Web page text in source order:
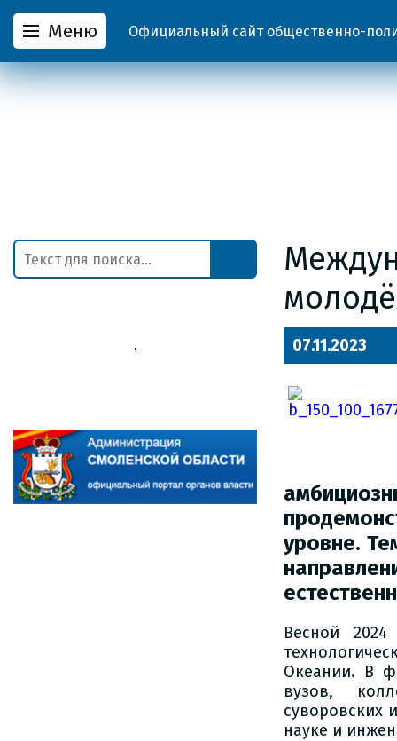
Меню Официальный сайт общественно-
07.11.2023
уровне.
Весной
Океании. В
вузов,
суворовских
науке и